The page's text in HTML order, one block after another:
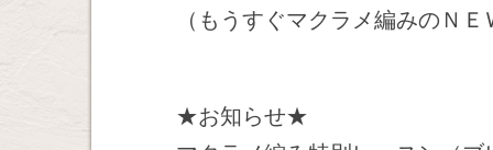
（もうすぐマクラメ編みのＮ
★お知らせ★